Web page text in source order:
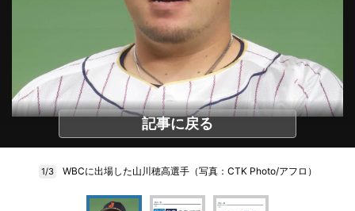
記事に戻る
1/3 WBCに出場した山川穂高選手（写真：CTK Photo/アフロ）